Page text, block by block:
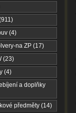
(4)
na ZP (17)
(23)
(4)
a doplňky
předměty (14)